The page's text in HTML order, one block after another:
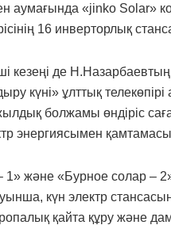
аумағында «jinko Solar»
16 инверторлық
кезеңі де
күні» ұлттық
болжамы өндіріс
энергиясымен
1» және «Бурное солар –
күн электр
қайта құру және